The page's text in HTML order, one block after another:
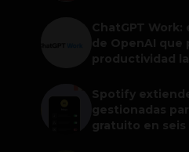
ChatGPT
de OpenAI que
productividad
Spotify
gestionadas
gratuito en seis